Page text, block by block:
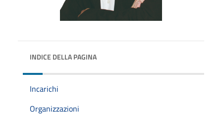
INDICE DELLA PAGINA
Incarichi
Organizzazioni